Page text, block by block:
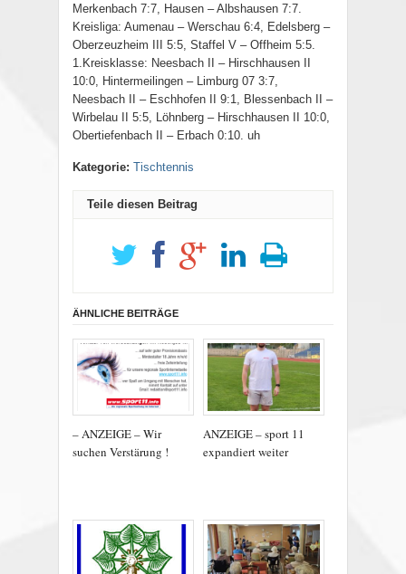
Merkenbach 7:7, Hausen – Albshausen 7:7.
Kreisliga: Aumenau – Werschau 6:4, Edelsberg –
Oberzeuzheim III 5:5, Staffel V – Offheim 5:5.
1.Kreisklasse: Neesbach II – Hirschhausen II
10:0, Hintermeilingen – Limburg 07 3:7,
Neesbach II – Eschhofen II 9:1, Blessenbach II –
Wirbelau II 5:5, Löhnberg – Hirschhausen II 10:0,
Obertiefenbach II – Erbach 0:10. uh
Kategorie: Tischtennis
Teile diesen Beitrag
ÄHNLICHE BEITRÄGE
– ANZEIGE – Wir
suchen Verstärung !
ANZEIGE – sport 11
expandiert weiter